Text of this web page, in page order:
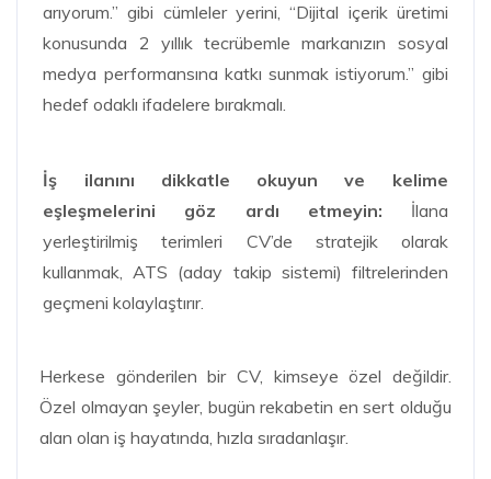
arıyorum.” gibi cümleler yerini, “Dijital içerik üretimi
konusunda 2 yıllık tecrübemle markanızın sosyal
medya performansına katkı sunmak istiyorum.” gibi
hedef odaklı ifadelere bırakmalı.
İş ilanını dikkatle okuyun ve kelime
eşleşmelerini göz ardı etmeyin: İlana
yerleştirilmiş terimleri CV’de stratejik olarak
kullanmak, ATS (aday takip sistemi) filtrelerinden
geçmeni kolaylaştırır.
Herkese gönderilen bir CV, kimseye özel değildir.
Özel olmayan şeyler, bugün rekabetin en sert olduğu
alan olan iş hayatında, hızla sıradanlaşır.